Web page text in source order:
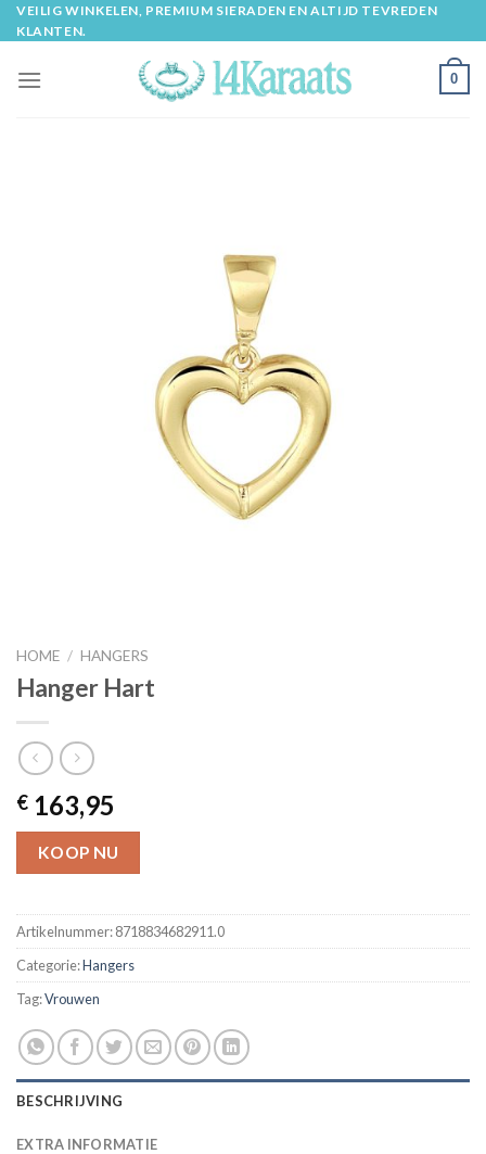
Skip
to
VEILIG WINKELEN, PREMIUM SIERADEN EN ALTIJD TEVREDEN
KLANTEN.
0
HOME / HANGERS
Hanger Hart
€ 163,95
KOOP NU
Artikelnummer:8718834682911.0
Categorie:Hangers
Tag:Vrouwen
BESCHRIJVING
EXTRA INFORMATIE